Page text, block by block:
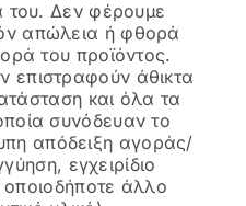
του. Δεν φέρουμε
απώλεια ή φθορά
του προϊόντος.
επιστραφούν άθικτα
και όλα τα
συνόδευαν το
απόδειξη αγοράς/
εγχειρίδιο
οποιοδήποτε άλλο